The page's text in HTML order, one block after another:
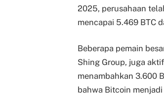
2025, perusahaan
mencapai 5.469 BTC
Beberapa pemain
Shing Group, juga
menambahkan 3.600
bahwa Bitcoin